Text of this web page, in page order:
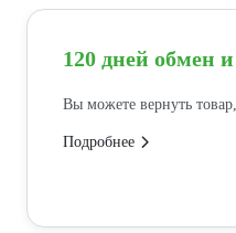
120 дней обмен
Вы можете вернуть
Подробнее